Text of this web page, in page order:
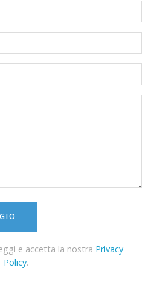
e accetta la nostra Privacy
Policy.